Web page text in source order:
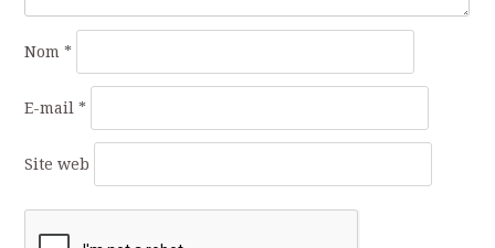
Nom*
E-mail*
Site web